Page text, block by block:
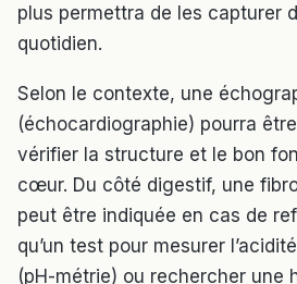
plus permettra de les capturer
quotidien.
Selon le contexte, une
(échocardiographie) pourra
vérifier la structure et le bon
cœur. Du côté digestif, une
peut être indiquée en cas de
qu’un test pour mesurer
(pH-métrie) ou rechercher une